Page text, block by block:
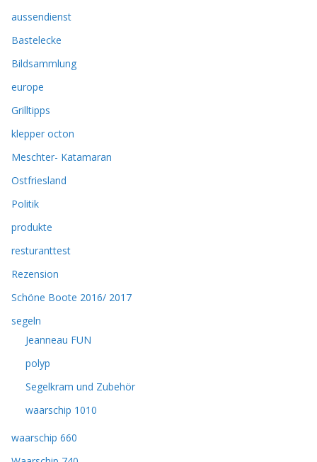
aussendienst
Bastelecke
Bildsammlung
europe
Grilltipps
klepper octon
Meschter- Katamaran
Ostfriesland
Politik
produkte
resturanttest
Rezension
Schöne Boote 2016/ 2017
segeln
Jeanneau FUN
polyp
Segelkram und Zubehör
waarschip 1010
waarschip 660